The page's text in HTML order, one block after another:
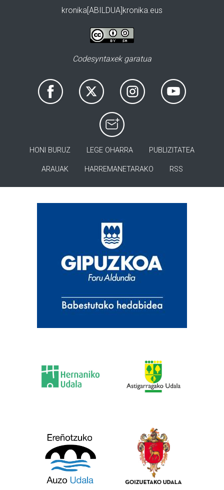
kronika[ABILDUA]kronika.eus
Codesyntaxek garatua
HONI BURUZ LEGE OHARRA PUBLIZITATEA
ARAUAK HARREMANETARAKO RSS